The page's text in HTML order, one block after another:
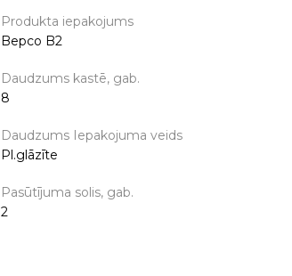
Produkta iepakojums
Bepco B2
Daudzums kastē, gab.
8
Daudzums Iepakojuma veids
Pl.glāzīte
Pasūtījuma solis, gab.
2